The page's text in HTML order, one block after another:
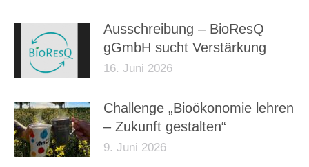
Ausschreibung – BioResQ
gGmbH sucht Verstärkung
16. Juni 2026
Challenge „Bioökonomie lehren
– Zukunft gestalten“
9. Juni 2026